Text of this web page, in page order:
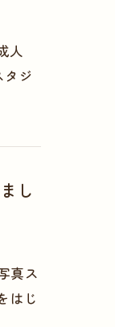
人
タジ
し
真ス
はじ